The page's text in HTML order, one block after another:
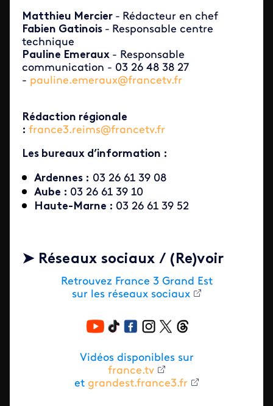
Matthieu Mercier - Rédacteur en chef
Fabien Gatinois - Responsable centre
technique
Pauline Emeraux - Responsable
communication - 03 26 48 38 27
- pauline.emeraux@francetv.fr
Rédaction régionale
: france3.reims@francetv.fr
Les bureaux d’information :
Ardennes : 03 26 61 39 08
Aube : 03 26 61 39 10
Haute-Marne : 03 26 61 39 52
➤ Réseaux sociaux / (Re)voir
Retrouvez France 3 Grand Est
sur les réseaux sociaux
Vidéos disponibles sur
france.tv
et grandest.france3.fr